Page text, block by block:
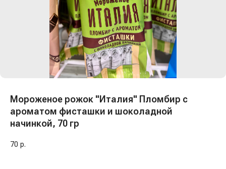
Мороженое рожок "Италия" Пломбир с
ароматом фисташки и шоколадной
начинкой, 70 гр
70 р.